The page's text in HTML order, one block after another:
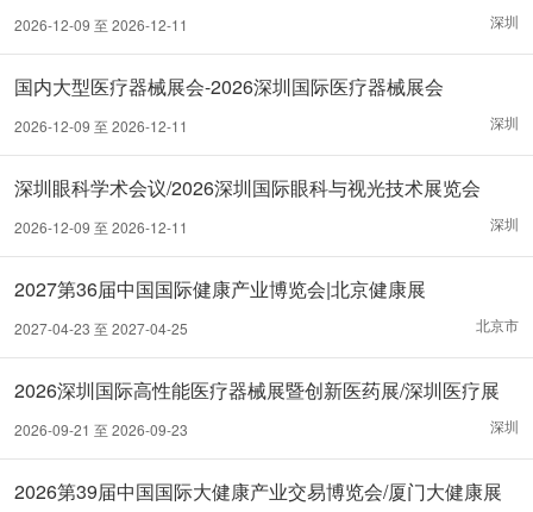
深圳
2026-12-09 至 2026-12-11
国内大型医疗器械展会-2026深圳国际医疗器械展会
深圳
2026-12-09 至 2026-12-11
深圳眼科学术会议/2026深圳国际眼科与视光技术展览会
深圳
2026-12-09 至 2026-12-11
2027第36届中国国际健康产业博览会|北京健康展
北京市
2027-04-23 至 2027-04-25
2026深圳国际高性能医疗器械展暨创新医药展/深圳医疗展
深圳
2026-09-21 至 2026-09-23
2026第39届中国国际大健康产业交易博览会/厦门大健康展